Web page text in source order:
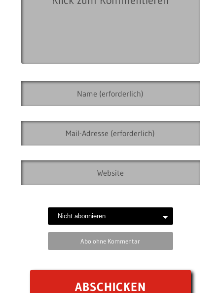
Abo ohne Kommentar